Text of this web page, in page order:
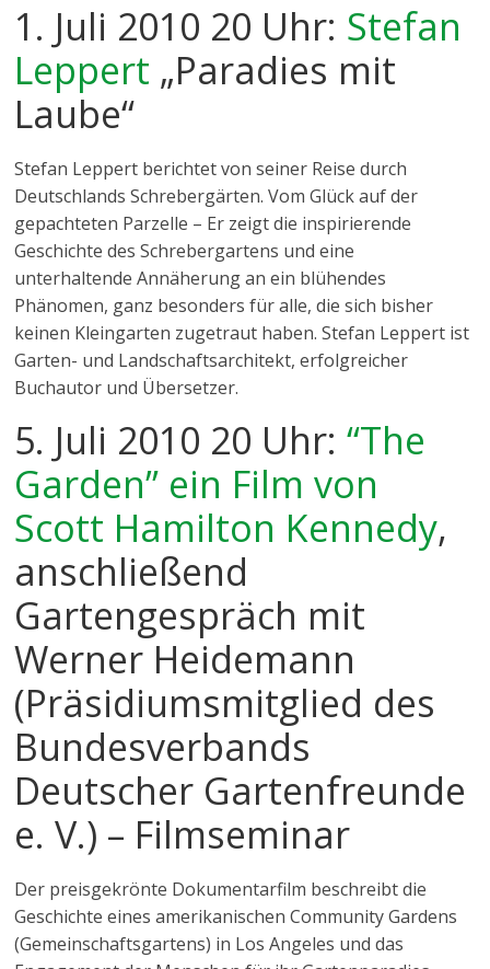
1. Juli 2010 20 Uhr: Stefan
Leppert „Paradies mit
Laube“
Stefan Leppert berichtet von seiner Reise durch
Deutschlands Schrebergärten. Vom Glück auf der
gepachteten Parzelle – Er zeigt die inspirierende
Geschichte des Schrebergartens und eine
unterhaltende Annäherung an ein blühendes
Phänomen, ganz besonders für alle, die sich bisher
keinen Kleingarten zugetraut haben. Stefan Leppert ist
Garten- und Landschaftsarchitekt, erfolgreicher
Buchautor und Übersetzer.
5. Juli 2010 20 Uhr: “The
Garden” ein Film von
Scott Hamilton Kennedy,
anschließend
Gartengespräch mit
Werner Heidemann
(Präsidiumsmitglied des
Bundesverbands
Deutscher Gartenfreunde
e. V.) – Filmseminar
Der preisgekrönte Dokumentarfilm beschreibt die
Geschichte eines amerikanischen Community Gardens
(Gemeinschaftsgartens) in Los Angeles und das